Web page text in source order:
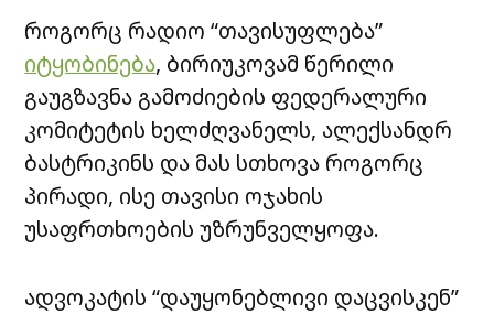
როგორც რადიო “თავისუფლება”
იტყობინება, ბირიუკოვამ წერილი
გაუგზავნა გამოძიების ფედერალური
კომიტეტის ხელძღვანელს, ალექსანდრ
ბასტრიკინს და მას სთხოვა როგორც
პირადი, ისე თავისი ოჯახის
უსაფრთხოების უზრუნველყოფა.
ადვოკატის “დაუყონებლივი დაცვისკენ”